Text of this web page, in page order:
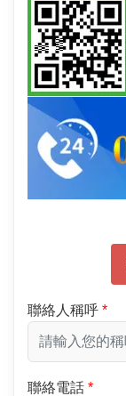
聯絡人稱呼
聯絡電話